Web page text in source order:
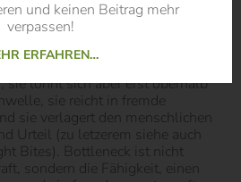
lohnt sich aber erst oberhalb
sie reicht in fremde
sie verlagert den menschlichen
Urteil (zu letzerem siehe auch
Bites). Bottleneck ist nicht
sondern die Fähigkeit, einen
und keinen Beitrag mehr
verpassen!
ERFAHREN…